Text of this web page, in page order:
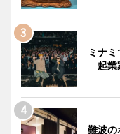
ミナ
起業
難波の